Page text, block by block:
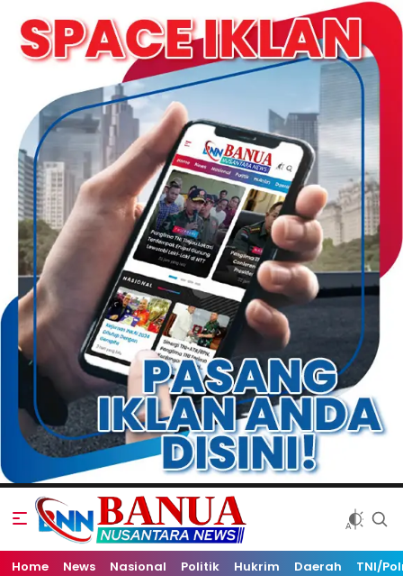
Banua Nusantara News
Home News Nasional Politik Hukrim Daerah TNI/